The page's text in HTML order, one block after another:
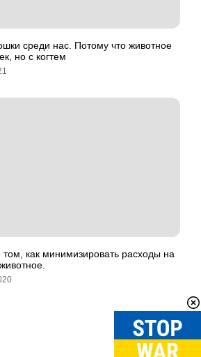
среди нас. Потому что животное
но с когтем
том, как минимизировать расходы на